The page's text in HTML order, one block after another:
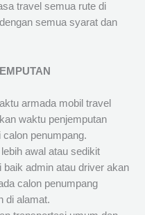
travel semua rute di
semua syarat dan
armada mobil travel
waktu penjemputan
penumpang.
awal atau sedikit
admin atau driver akan
calon penumpang
di alamat.